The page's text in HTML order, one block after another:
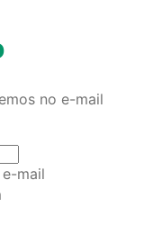
no e-mail
e-mail